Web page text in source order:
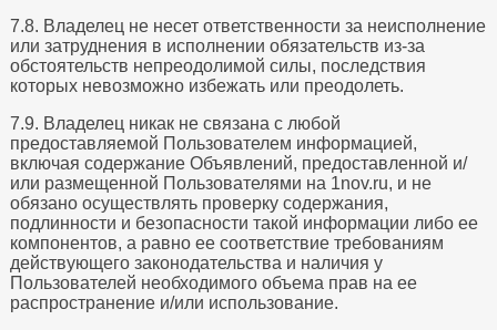
7.8. Владелец не несет ответственности за неисполнение
или затруднения в исполнении обязательств из-за
обстоятельств непреодолимой силы, последствия
которых невозможно избежать или преодолеть.
7.9. Владелец никак не связана с любой
предоставляемой Пользователем информацией,
включая содержание Объявлений, предоставленной и/
или размещенной Пользователями на 1nov.ru, и не
обязано осуществлять проверку содержания,
подлинности и безопасности такой информации либо ее
компонентов, а равно ее соответствие требованиям
действующего законодательства и наличия у
Пользователей необходимого объема прав на ее
распространение и/или использование.